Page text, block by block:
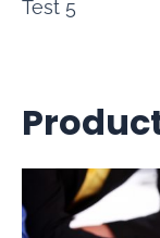
Test 5